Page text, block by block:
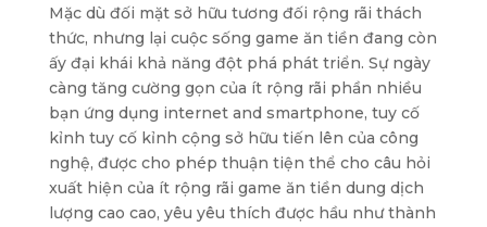
Mặc dù đối mặt sở hữu tương đối rộng rãi thách
thức, nhưng lại cuộc sống game ăn tiền đang còn
ấy đại khái khả năng đột phá phát triển. Sự ngày
càng tăng cường gọn của ít rộng rãi phần nhiều
bạn ứng dụng internet and smartphone, tuy cố
kỉnh tuy cố kỉnh cộng sở hữu tiến lên của công
nghệ, được cho phép thuận tiện thể cho câu hỏi
xuất hiện của ít rộng rãi game ăn tiền dung dịch
lượng cao cao, yêu yêu thích được hầu như thành